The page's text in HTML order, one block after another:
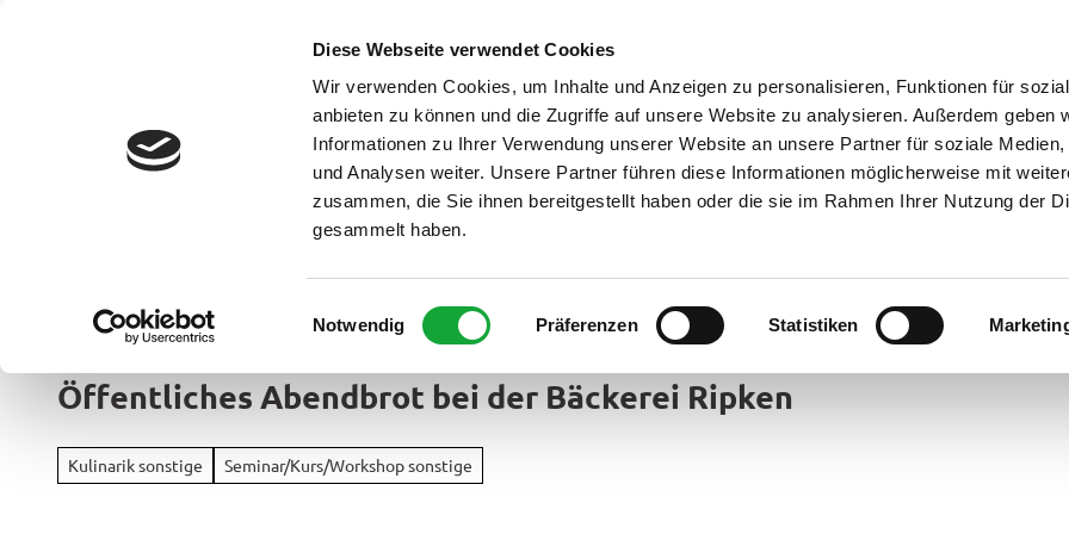
Diese Webseite verwendet Cookies
Wir verwenden Cookies, um Inhalte und Anzeigen zu personalisieren, Funktionen für
anbieten zu können und die Zugriffe auf unsere Website zu analysieren. Außerdem geben
Informationen zu Ihrer Verwendung unserer Website an unsere Partner für soziale Medien,
und Analysen weiter. Unsere Partner führen diese Informationen möglicherweise mit
zusammen, die Sie ihnen bereitgestellt haben oder die sie im Rahmen Ihrer Nutzung der
gesammelt haben.
i
w
l
l
Notwendig Präferenzen Statistiken
Region &
Urlaubsorte
Urlaubsorte
im
Überblick
Rad
&
Aktiv
Öffentliches Abendbrot bei der Bäckerei Ripken
Kulinarik sonstige Seminar/Kurs/Workshop sonstige